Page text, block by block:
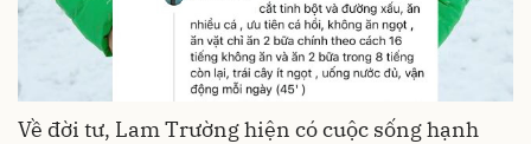
Về đời tư, Lam Trường hiện có cuộc sống hạnh